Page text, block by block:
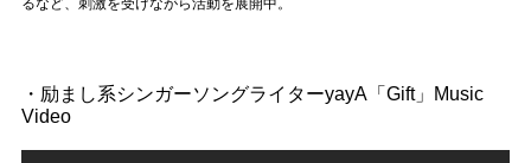
るなど、刺激を受けながら活動を展開中。
・励まし系シンガーソングライターyayA「Gift」Music
Video